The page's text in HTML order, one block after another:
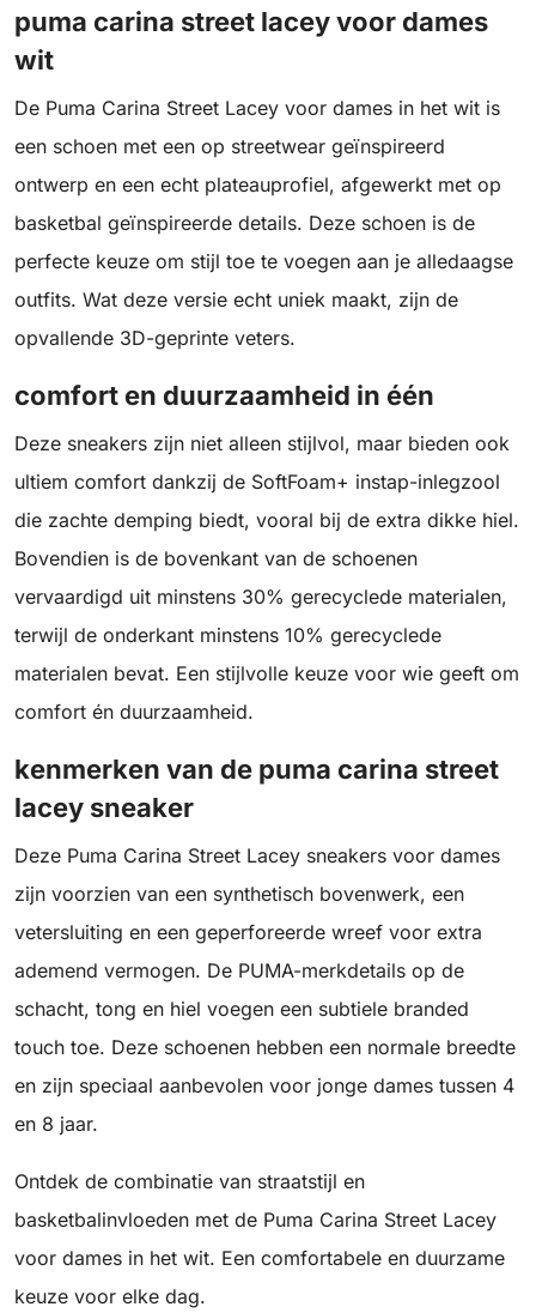
puma carina street lacey voor dames
wit
De Puma Carina Street Lacey voor dames in het wit is
een schoen met een op streetwear geïnspireerd
ontwerp en een echt plateauprofiel, afgewerkt met op
basketbal geïnspireerde details. Deze schoen is de
perfecte keuze om stijl toe te voegen aan je alledaagse
outfits. Wat deze versie echt uniek maakt, zijn de
opvallende 3D-geprinte veters.
comfort en duurzaamheid in één
Deze sneakers zijn niet alleen stijlvol, maar bieden ook
ultiem comfort dankzij de SoftFoam+ instap-inlegzool
die zachte demping biedt, vooral bij de extra dikke hiel.
Bovendien is de bovenkant van de schoenen
vervaardigd uit minstens 30% gerecyclede materialen,
terwijl de onderkant minstens 10% gerecyclede
materialen bevat. Een stijlvolle keuze voor wie geeft om
comfort én duurzaamheid.
kenmerken van de puma carina street
lacey sneaker
Deze Puma Carina Street Lacey sneakers voor dames
zijn voorzien van een synthetisch bovenwerk, een
vetersluiting en een geperforeerde wreef voor extra
ademend vermogen. De PUMA-merkdetails op de
schacht, tong en hiel voegen een subtiele branded
touch toe. Deze schoenen hebben een normale breedte
en zijn speciaal aanbevolen voor jonge dames tussen 4
en 8 jaar.
Ontdek de combinatie van straatstijl en
basketbalinvloeden met de Puma Carina Street Lacey
voor dames in het wit. Een comfortabele en duurzame
keuze voor elke dag.